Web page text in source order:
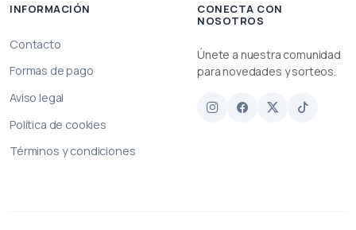
INFORMACIÓN
Contacto
Formas de pago
Aviso legal
Política de cookies
Términos y condiciones
CONECTA CON
NOSOTROS
Únete a nuestra comunidad
para novedades y sorteos.